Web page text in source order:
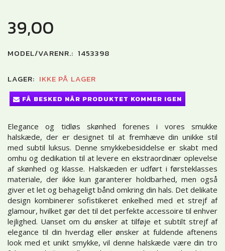
39,00
MODEL/VARENR.: 1453398
LAGER: IKKE PÅ LAGER
FÅ BESKED NÅR PRODUKTET KOMMER IGEN
Elegance og tidløs skønhed forenes i vores smukke
halskæde, der er designet til at fremhæve din unikke stil
med subtil luksus. Denne smykkebesiddelse er skabt med
omhu og dedikation til at levere en ekstraordinær oplevelse
af skønhed og klasse. Halskæden er udført i førsteklasses
materiale, der ikke kun garanterer holdbarhed, men også
giver et let og behageligt bånd omkring din hals. Det delikate
design kombinerer sofistikeret enkelhed med et strejf af
glamour, hvilket gør det til det perfekte accessoire til enhver
lejlighed. Uanset om du ønsker at tilføje et subtilt strejf af
elegance til din hverdag eller ønsker at fuldende aftenens
look med et unikt smykke, vil denne halskæde være din tro